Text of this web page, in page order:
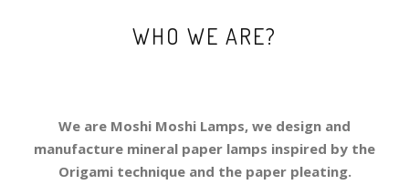
WHO WE ARE?
We are Moshi Moshi Lamps, we design and
manufacture mineral paper lamps inspired by the
Origami technique and the paper pleating.